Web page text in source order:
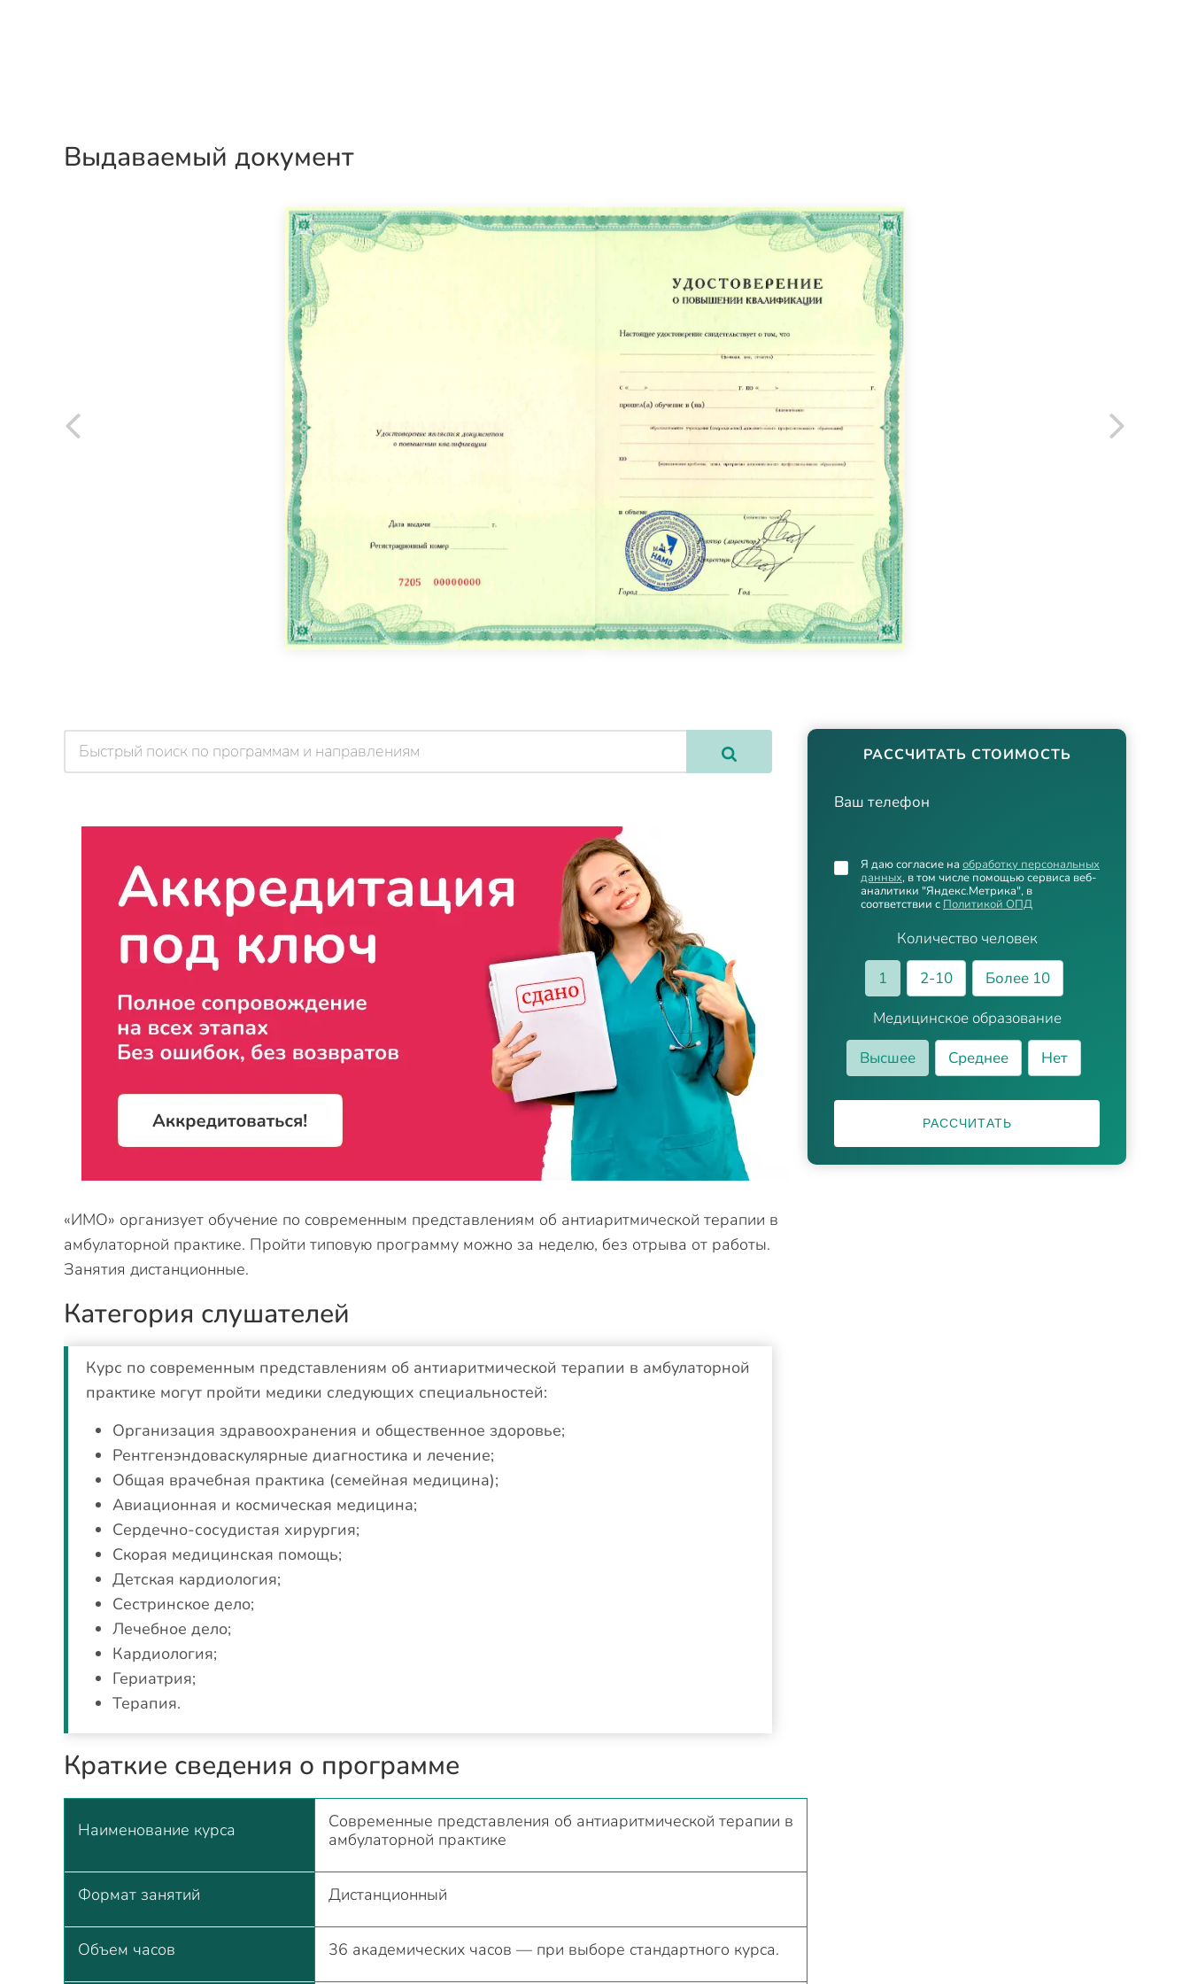
Выдаваемый документ
РАССЧИТАТЬ СТОИМОСТЬ
Ваш телефон
Количество человек
1
2-10
Более 10
Медицинское образование
Высшее
Среднее Нет
Я даю согласие на обработку персональных
данных, в том числе помощью сервиса веб-
аналитики "Яндекс.Метрика", в
соответствии с Политикой ОПД
РАССЧИТАТЬ
«ИМО» организует обучение по современным представлениям об антиаритмической терапии в
амбулаторной практике. Пройти типовую программу можно за неделю, без отрыва от работы.
Занятия дистанционные.
Категория слушателей
Курс по современным представлениям об антиаритмической терапии в амбулаторной
практике могут пройти медики следующих специальностей:
Организация здравоохранения и общественное здоровье;
Рентгенэндоваскулярные диагностика и лечение;
Общая врачебная практика (семейная медицина);
Авиационная и космическая медицина;
Сердечно-сосудистая хирургия;
Скорая медицинская помощь;
Детская кардиология;
Сестринское дело;
Лечебное дело;
Кардиология;
Гериатрия;
Терапия.
Краткие сведения о программе
Наименование курса
Современные представления об антиаритмической терапии в
амбулаторной практике
Формат занятий Дистанционный
Объем часов 36 академических часов — при выборе стандартного курса.